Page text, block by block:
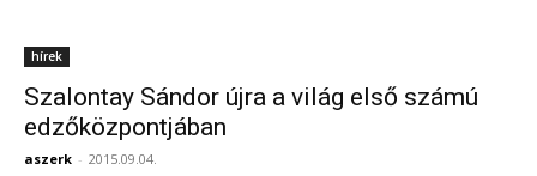
hírek
Szalontay Sándor újra a világ első számú
edzőközpontjában
aszerk - 2015.09.04.